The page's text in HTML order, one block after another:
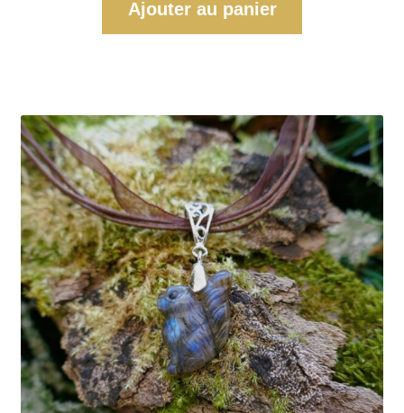
Ajouter au panier